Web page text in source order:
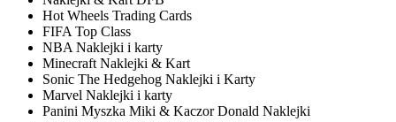
Hot Wheels Trading Cards
FIFA Top Class
NBA Naklejki i karty
Minecraft Naklejki & Kart
Sonic The Hedgehog Naklejki i Karty
Marvel Naklejki i karty
Panini Myszka Miki & Kaczor Donald Naklejki